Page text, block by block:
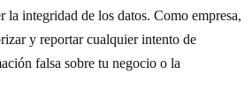
la integridad de los datos. Como empresa,
y reportar cualquier intento de
falsa sobre tu negocio o la